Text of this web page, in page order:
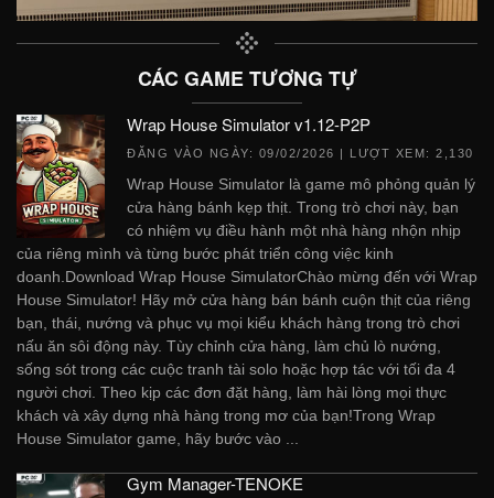
CÁC GAME TƯƠNG TỰ
Wrap House Simulator v1.12-P2P
ĐĂNG VÀO NGÀY: 09/02/2026 | LƯỢT XEM: 2,130
Wrap House Simulator là game mô phỏng quản lý
cửa hàng bánh kẹp thịt. Trong trò chơi này, bạn
có nhiệm vụ điều hành một nhà hàng nhộn nhịp
của riêng mình và từng bước phát triển công việc kinh
doanh.Download Wrap House SimulatorChào mừng đến với Wrap
House Simulator! Hãy mở cửa hàng bán bánh cuộn thịt của riêng
bạn, thái, nướng và phục vụ mọi kiểu khách hàng trong trò chơi
nấu ăn sôi động này. Tùy chỉnh cửa hàng, làm chủ lò nướng,
sống sót trong các cuộc tranh tài solo hoặc hợp tác với tối đa 4
người chơi. Theo kịp các đơn đặt hàng, làm hài lòng mọi thực
khách và xây dựng nhà hàng trong mơ của bạn!Trong Wrap
House Simulator game, hãy bước vào ...
Gym Manager-TENOKE